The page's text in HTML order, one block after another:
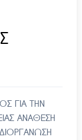
ΓΙΑ ΤΗΝ
ΑΝΑΘΕΣΗ